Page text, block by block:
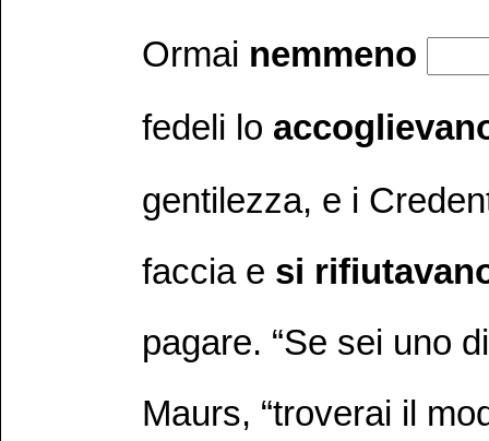
Ormai nemmeno
fedeli lo
gentilezza, e i
faccia e si
pagare. “Se sei uno
Maurs, “troverai il